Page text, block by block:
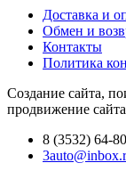
Доставка и
Обмен и
Контакты
Политика
Создание сайта,
продвижение
8 (3532) 64-